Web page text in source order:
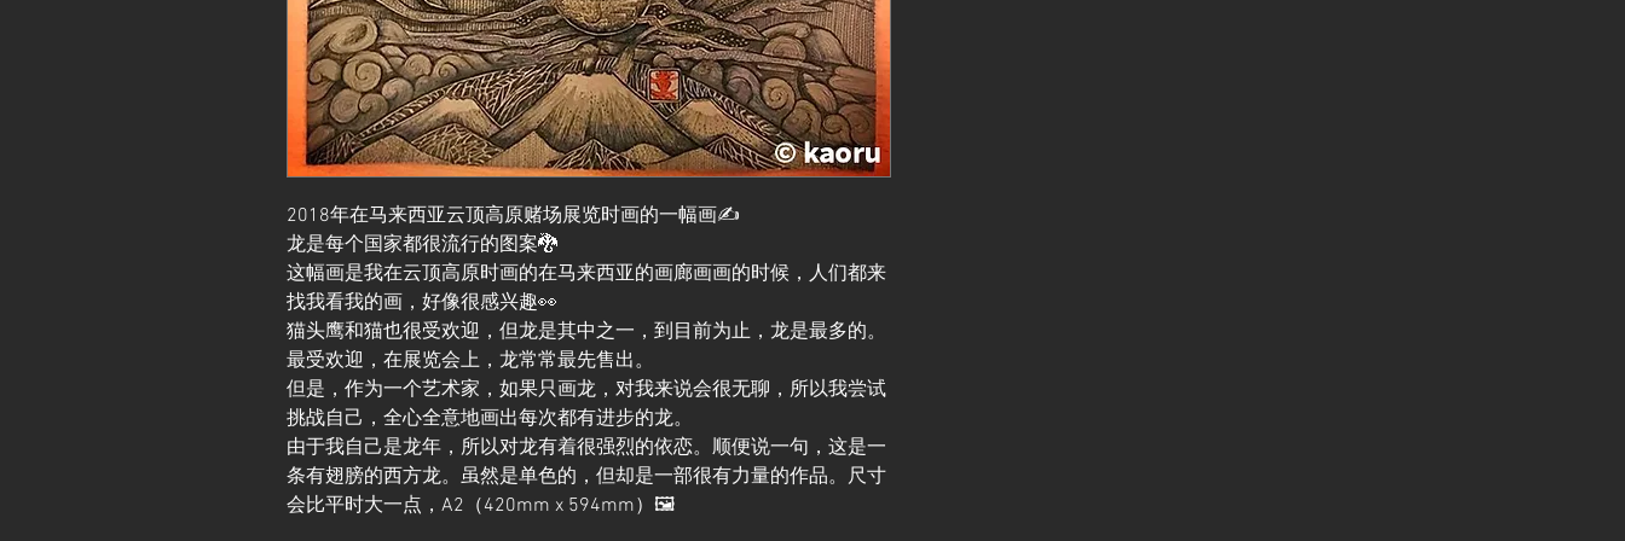
2018年在马来西亚云顶高原赌场展览时画的一幅画✍️
龙是每个国家都很流行的图案🐉
这幅画是我在云顶高原时画的在马来西亚的画廊画画的时候，人们都来
找我看我的画，好像很感兴趣👀
猫头鹰和猫也很受欢迎，但龙是其中之一，到目前为止，龙是最多的。
最受欢迎，在展览会上，龙常常最先售出。
但是，作为一个艺术家，如果只画龙，对我来说会很无聊，所以我尝试
挑战自己，全心全意地画出每次都有进步的龙。
由于我自己是龙年，所以对龙有着很强烈的依恋。顺便说一句，这是一
条有翅膀的西方龙。虽然是单色的，但却是一部很有力量的作品。尺寸
会比平时大一点，A2（420mm x 594mm）🖼️